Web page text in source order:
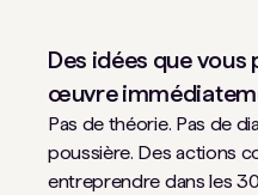
Des idées que
œuvre
Pas de théorie. Pas de
poussière. Des actions
entreprendre dans les